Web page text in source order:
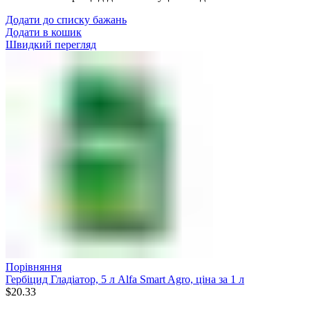
Додати до списку бажань
Додати в кошик
Швидкий перегляд
Порівняння
Гербіцид Гладіатор, 5 л Alfa Smart Agro, ціна за 1 л
$20.33